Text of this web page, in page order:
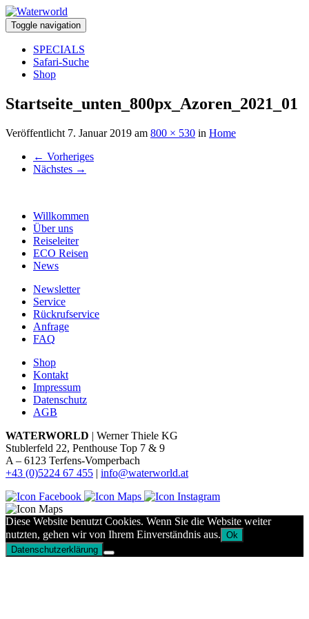
Toggle navigation
SPECIALS
Safari-Suche
Shop
Startseite_unten_800px_Azoren_2021_01
Veröffentlicht 7. Januar 2019 am 800 × 530 in Home
← Vorheriges
Nächstes →
Willkommen
Über uns
Reiseleiter
ECO Reisen
News
Newsletter
Service
Rückrufservice
Anfrage
FAQ
Shop
Kontakt
Impressum
Datenschutz
AGB
WATERWORLD | Werner Thiele KG
Stublerfeld 22, Penthouse Top 7 & 9
A – 6123 Terfens-Vomperbach
+43 (0)5224 67 455 | info@waterworld.at
Diese Website benutzt Cookies. Wenn Sie die Website weiter
nutzten, gehen wir von Ihrem Einverständnis aus. Ok
Datenschutzerklärung